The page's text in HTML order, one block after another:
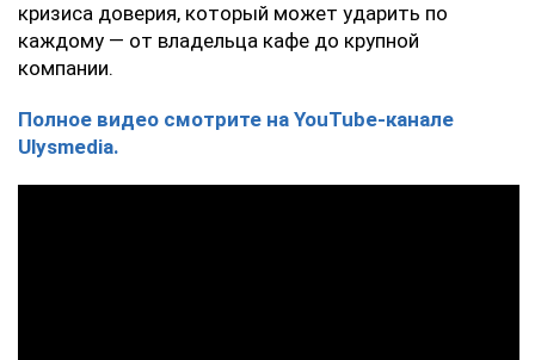
кризиса доверия, который может ударить по
каждому — от владельца кафе до крупной
компании.
Полное видео смотрите на YouTube-канале
Ulysmedia.